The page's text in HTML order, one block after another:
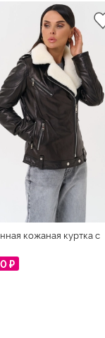
кожаная куртка с
₽